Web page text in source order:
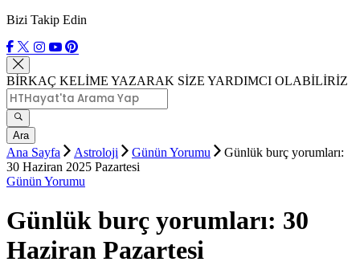
Bizi Takip Edin
BİRKAÇ KELİME YAZARAK SİZE YARDIMCI OLABİLİRİZ
Ara
Ana Sayfa Astroloji Günün Yorumu
Günlük burç yorumları:
30 Haziran 2025 Pazartesi
Günün Yorumu
Günlük burç yorumları: 30
Haziran Pazartesi